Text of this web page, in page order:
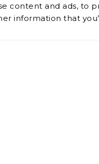
content and ads, to
information that